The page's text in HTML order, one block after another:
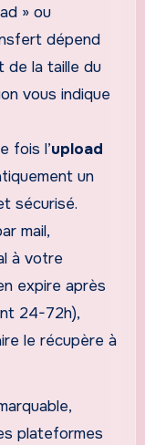
» ou
dépend
de la taille du
vous indique
fois l’upload
un
sécurisé.
mail,
à votre
expire après
24-72h),
le récupère à
plateformes